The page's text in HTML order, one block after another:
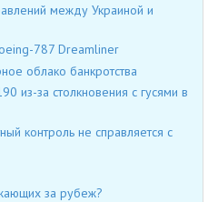
между Украиной и
787 Dreamliner
облако банкротства
из-за столкновения с гусями в
контроль не справляется с
за рубеж?